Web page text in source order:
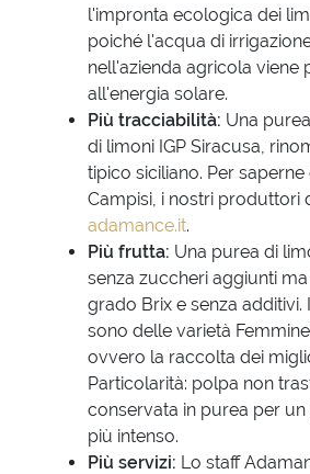
l'impronta ecologica dei
poiché l'acqua di
nell'azienda agricola viene
all'energia solare.
Più tracciabilità: Una
di limoni IGP Siracusa,
tipico siciliano. Per
Campisi, i nostri produttori
adamance.it.
Più frutta: Una purea di
senza zuccheri aggiunti
grado Brix e senza additivi.
sono delle varietà
ovvero la raccolta dei
Particolarità: polpa non
conservata in purea per
più intenso.
Più servizi: Lo staff